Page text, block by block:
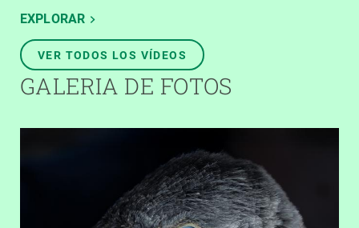
EXPLORAR
VER TODOS LOS VÍDEOS
GALERIA DE FOTOS